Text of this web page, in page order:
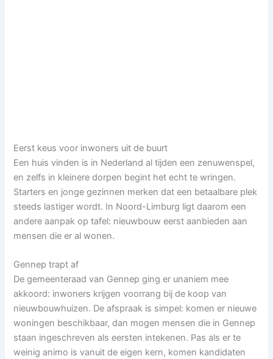
Eerst keus voor inwoners uit de buurt
Een huis vinden is in Nederland al tijden een zenuwenspel,
en zelfs in kleinere dorpen begint het echt te wringen.
Starters en jonge gezinnen merken dat een betaalbare plek
steeds lastiger wordt. In Noord-Limburg ligt daarom een
andere aanpak op tafel: nieuwbouw eerst aanbieden aan
mensen die er al wonen.
Gennep trapt af
De gemeenteraad van Gennep ging er unaniem mee
akkoord: inwoners krijgen voorrang bij de koop van
nieuwbouwhuizen. De afspraak is simpel: komen er nieuwe
woningen beschikbaar, dan mogen mensen die in Gennep
staan ingeschreven als eersten intekenen. Pas als er te
weinig animo is vanuit de eigen kern, komen kandidaten